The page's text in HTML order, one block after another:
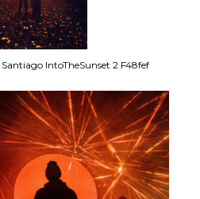
IntoTheSunset 2 F48fef